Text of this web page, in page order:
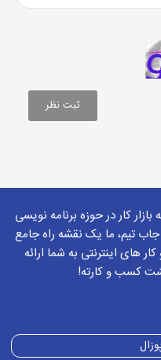
کار در حوزه برنامه نویسی
تیم، ما یک نقشه راه جامع
های اینترنتی به شما ارائه
کسب و کارته!